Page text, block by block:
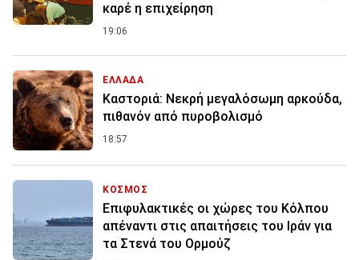
καρέ η επιχείρηση
19:06
ΕΛΛΑΔΑ
Καστοριά: Νεκρή μεγαλόσωμη αρκούδα,
πιθανόν από πυροβολισμό
18:57
ΚΟΣΜΟΣ
Επιφυλακτικές οι χώρες του Κόλπου
απέναντι στις απαιτήσεις του Ιράν για
τα Στενά του Ορμούζ